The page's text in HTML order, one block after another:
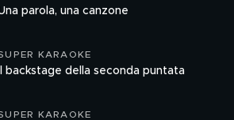
parola, una canzone
KARAOKE
Il backstage della seconda puntata
KARAOKE